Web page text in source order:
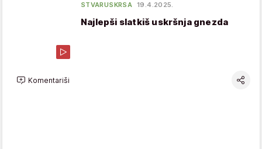
STVARUSKRSA 19.4.2025.
Najlepši slatkiš uskršnja gnezda
Komentariši